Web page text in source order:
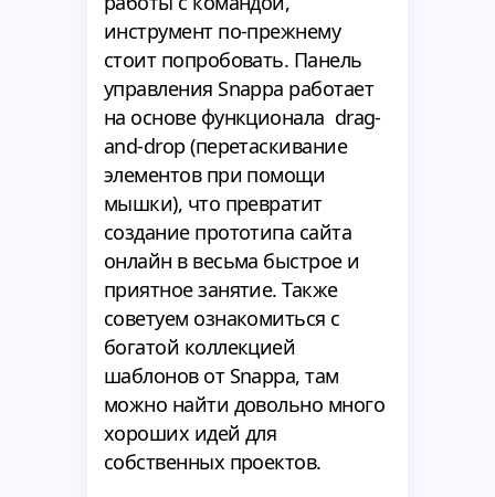
инструмент по-прежнему
стоит попробовать. Панель
управления Snappa работает
на основе функционала drag-
and-drop (перетаскивание
элементов при помощи
мышки), что превратит
создание прототипа сайта
онлайн в весьма быстрое и
приятное занятие. Также
советуем ознакомиться с
богатой коллекцией
шаблонов от Snappa, там
можно найти довольно много
хороших идей для
собственных проектов.